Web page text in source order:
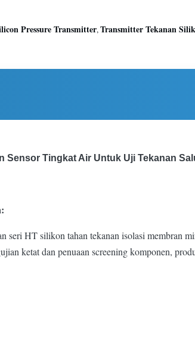
Pressure Transmitter,Transmitter Tekanan
Sensor Tingkat Air Untuk Uji Tekanan
seri HT silikon tahan tekanan isolasi membran
ketat dan penuaan screening komponen,